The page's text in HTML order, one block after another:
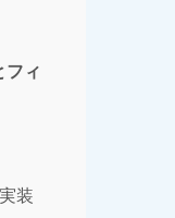
フィ
装